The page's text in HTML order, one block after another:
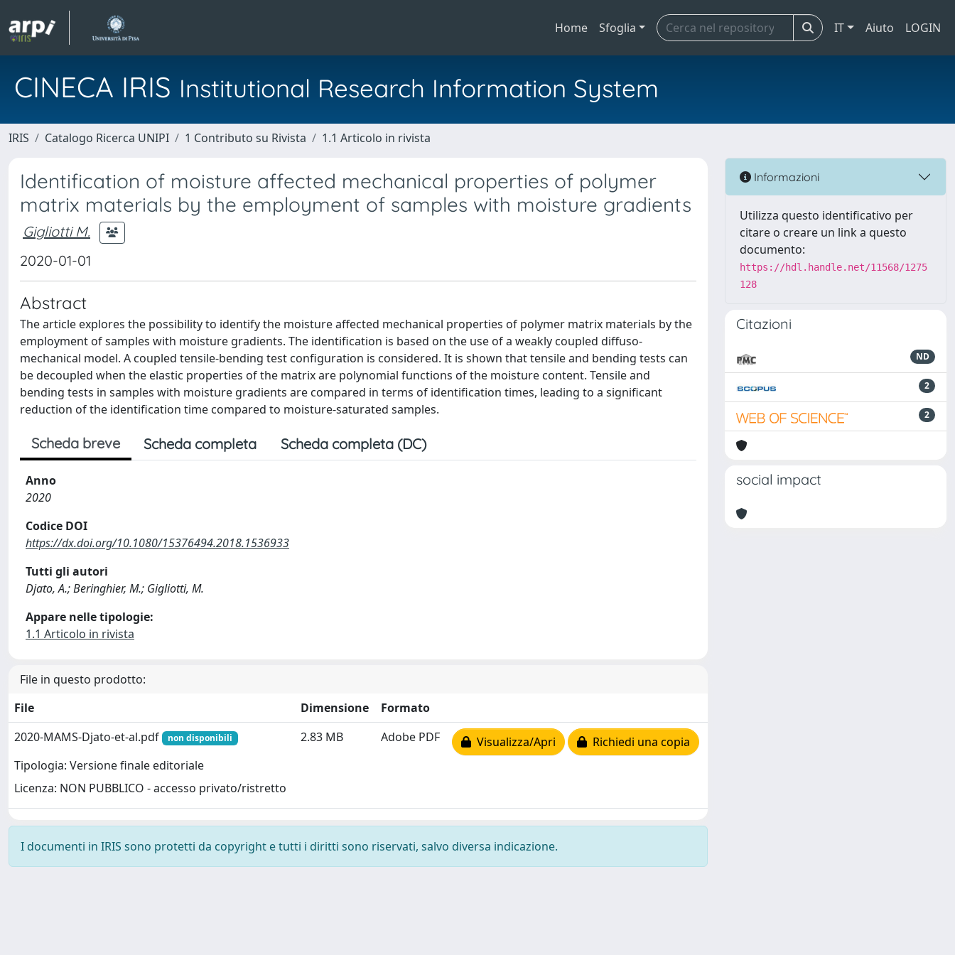
Home Sfoglia IT Aiuto LOGIN
CINECA IRIS Institutional Research Information System
IRIS Catalogo Ricerca UNIPI 1 Contributo su Rivista 1.1 Articolo in rivista
Identification of moisture affected mechanical properties of polymer
matrix materials by the employment of samples with moisture gradients
Gigliotti M.
2020-01-01
Abstract
The article explores the possibility to identify the moisture affected mechanical properties of polymer matrix materials by the
employment of samples with moisture gradients. The identification is based on the use of a weakly coupled diffuso-
mechanical model. A coupled tensile-bending test configuration is considered. It is shown that tensile and bending tests can
be decoupled when the elastic properties of the matrix are polynomial functions of the moisture content. Tensile and
bending tests in samples with moisture gradients are compared in terms of identification times, leading to a significant
reduction of the identification time compared to moisture-saturated samples.
Scheda breve Scheda completa Scheda completa (DC)
Anno
2020
Codice DOI
https://dx.doi.org/10.1080/15376494.2018.1536933
Tutti gli autori
Djato, A.; Beringhier, M.; Gigliotti, M.
Appare nelle tipologie:
1.1 Articolo in rivista
File in questo prodotto:
File
Dimensione
Formato
2020-MAMS-Djato-et-al.pdf
non disponibili
Tipologia: Versione finale editoriale
Licenza: NON PUBBLICO - accesso privato/ristretto
2.83 MB Adobe PDF Visualizza/Apri Richiedi una copia
I documenti in IRIS sono protetti da copyright e tutti i diritti sono riservati, salvo diversa indicazione.
Informazioni
Utilizza questo identificativo per
citare o creare un link a questo
documento:
https://hdl.handle.net/11568/1275
128
Citazioni
ND
2
2
social impact